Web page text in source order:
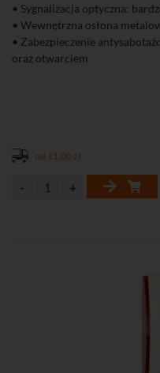
• Sygnalizacja optyczna:
• Wewnętrzna osłona
• Zabezpieczenie
oraz otwarciem
od 11,00 zł